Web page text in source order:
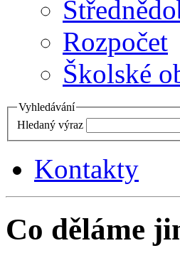
Rozpočet
Školské
Vyhledávání
Hledaný výraz
Kontakty
Co děláme